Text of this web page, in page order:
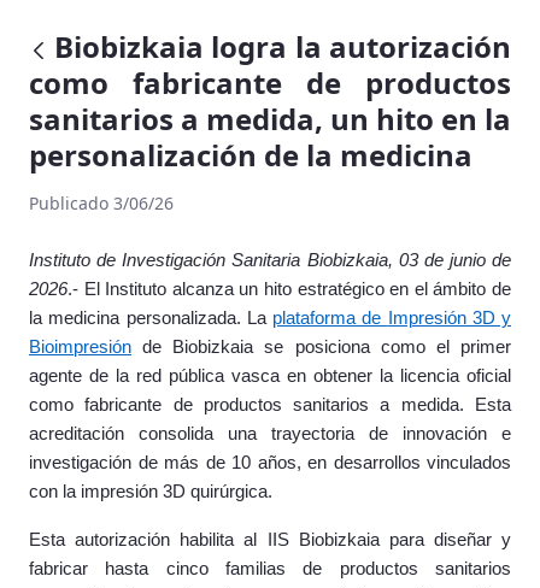
Biobizkaia logra la autorización
como fabricante de productos
sanitarios a medida, un hito en la
personalización de la medicina
Publicado 3/06/26
Instituto de Investigación Sanitaria Biobizkaia, 03 de junio de
2026.- El Instituto alcanza un hito estratégico en el ámbito de
la medicina personalizada. La plataforma de
Impresión 3D y
Bioimpresión de Biobizkaia se posiciona comoel primer
agente de la red pública vasca en obtener la licencia oficial
como fabricante de productos sanitarios a medida. Esta
acreditación consolida una trayectoria de innovación e
investigación de más de 10 años, en desarrollos vinculados
con la impresión 3D quirúrgica.
Esta autorización habilita al IIS Biobizkaia para diseñar y
fabricar hasta cinco familias de productos sanitarios